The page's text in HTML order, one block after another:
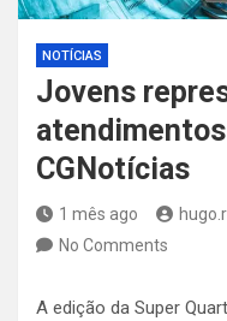
NOTÍCIAS
Jovens
CGNotícias
1 mês ago
No Comments
A edição da Super